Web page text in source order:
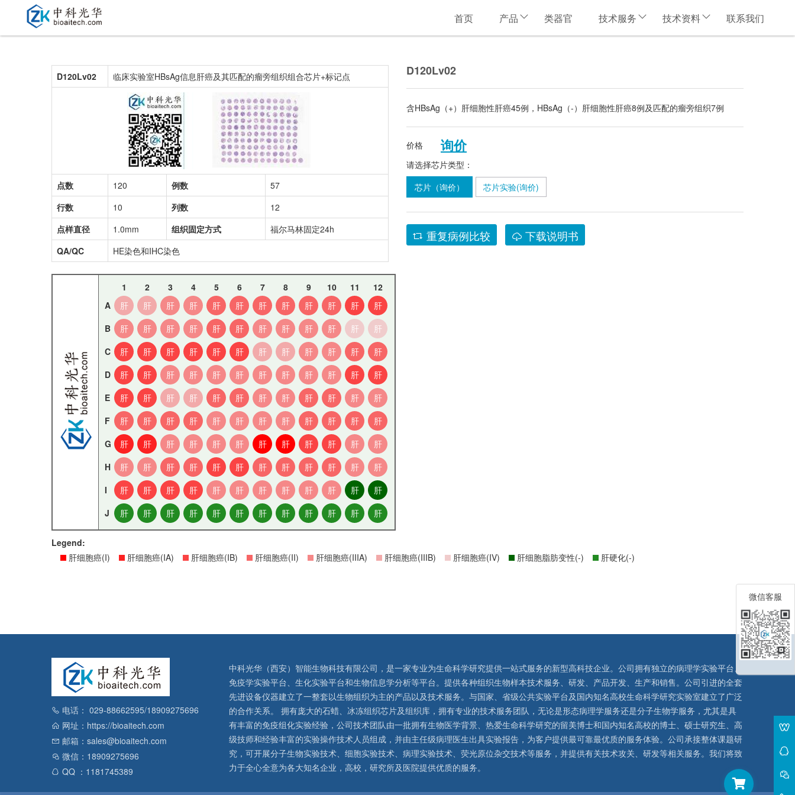
首页 产品 类器官 技术服务 技术资料 联系我们
D120Lv02 临床实验室HBsAg信息肝癌及其匹配的瘤旁组织组合芯片+标记点
点数 120 例数
57
行数
10 列数
12
点样直径
1.0mm 组织固定方式
福尔马林固定24h
QA/QC
HE染色和IHC染色
D120Lv02
含HBsAg（+）肝细胞性肝癌45例，HBsAg（-）肝细胞性肝癌8例及匹配的瘤旁组织7例
价格 询价
请选择芯片类型：
芯片（询价）
芯片实验(询价)
重复病例比较 下载说明书
1 2 3 4 5 6 7 8 9 10 11
12
A
肝 肝 肝 肝 肝 肝 肝 肝 肝 肝 肝
肝
B
肝 肝 肝 肝 肝 肝 肝 肝 肝 肝 肝
肝
C
肝 肝 肝 肝 肝 肝 肝 肝 肝 肝 肝
肝
D
肝 肝 肝 肝 肝 肝 肝 肝 肝 肝 肝
肝
E
肝 肝 肝 肝 肝 肝 肝 肝 肝 肝 肝
肝
F
肝 肝 肝 肝 肝 肝 肝 肝 肝 肝 肝
肝
G
肝 肝 肝 肝 肝 肝 肝 肝 肝 肝 肝
肝
H
肝 肝 肝 肝 肝 肝 肝 肝 肝 肝 肝
肝
I
肝 肝 肝 肝 肝 肝 肝 肝 肝 肝 肝
肝
J
肝 肝 肝 肝 肝 肝 肝 肝 肝 肝 肝 肝
Legend:
肝细胞癌(I)
肝细胞癌(IA) 肝细胞癌(IB) 肝细胞癌(II) 肝细胞癌(IIIA) 肝细胞癌(IIIB) 肝细胞癌(IV) 肝细胞脂肪变性(-) 肝硬化(-)
电话： 029-88662595/18909275696
网址：https://bioaitech.com
邮箱：sales@bioaitech.com
微信：18909275696
QQ ：1181745389
中科光华（西安）智能生物科技有限公司，是一家专业为生命科学研究提供一站式服务的新型高科技企业。公司拥有独立的病理学实验平台、
免疫学实验平台、生化实验平台和生物信息学分析等平台。提供各种组织生物样本技术服务、研发、产品开发、生产和销售。公司引进的全套
先进设备仪器建立了一整套以生物组织为主的产品以及技术服务。与国家、省级公共实验平台及国内知名高校生命科学研究实验室建立了广泛
的合作关系。 拥有庞大的石蜡、冰冻组织芯片及组织库，拥有专业的技术服务团队，无论是形态病理学服务还是分子生物学服务，尤其是具
有丰富的免疫组化实验经验，公司技术团队由一批拥有生物医学背景、热爱生命科学研究的留美博士和国内知名高校的博士、硕士研究生、高
级技师和经验丰富的实验操作技术人员组成，并由主任级病理医生出具实验报告，为客户提供最可靠最优质的服务体验。公司承接整体课题研
究，可开展分子生物实验技术、细胞实验技术、病理实验技术、荧光原位杂交技术等服务，并提供有关技术攻关、研发等相关服务。我们将致
力于全心全意为各大知名企业，高校，研究所及医院提供优质的服务。
微信客服